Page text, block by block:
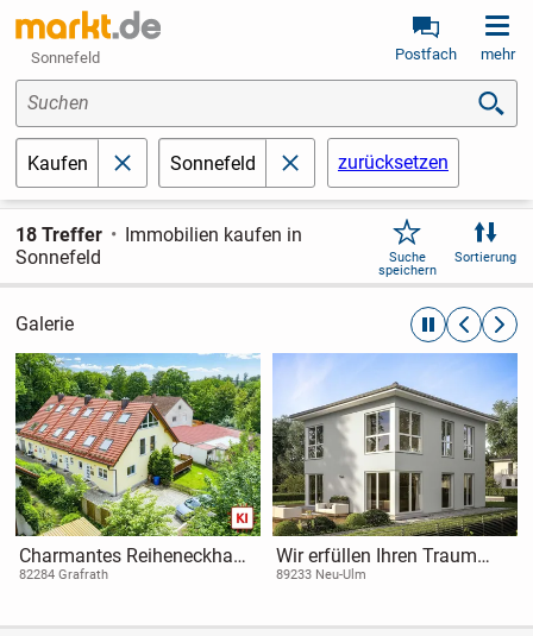
Sonnefeld Postfach mehr
Suchen
Kaufen schließenSonnefeld schließenzurücksetzen
18 Treffer
Immobilien kaufen in
Sonnefeld
Suche
speichern
Sortierung
Galerie automatische
Charmantes Reiheneckhaus
in Top Lage in Grafrath
82284 Grafrath
Wir erfüllen Ihren Traum
vom Eigenheim! *massa
89233 Neu-Ulm